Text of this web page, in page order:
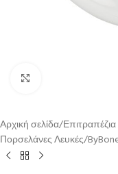
Αρχική σελίδα
Πορσελάνες Λευκές